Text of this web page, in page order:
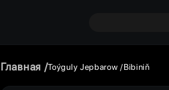
Главная Toýguly Jepbarow Bibiniň